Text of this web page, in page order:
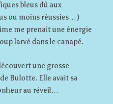
bleus dû aux
ou moins réussies…)
me prenait une énergie
larvé dans le canapé.
une grosse
Bulotte. Elle avait sa
au réveil…